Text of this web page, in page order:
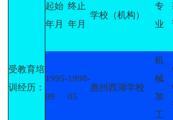
受教育培
训经历：
起始
年月
终止
年月
学校（机构）
专
业
1995-
09
1998-
05
惠州西湖学校
机
械
加
工